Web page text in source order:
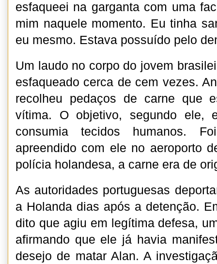
esfaqueei na garganta com uma
mim naquele momento. Eu tinha
eu mesmo. Estava possuído pelo
Um laudo no corpo do jovem
esfaqueado cerca de cem vezes.
recolheu pedaços de carne que
vítima. O objetivo, segundo ele,
consumia tecidos humanos.
apreendido com ele no aeroporto
polícia holandesa, a carne era de
As autoridades portuguesas
a Holanda dias após a detenção.
dito que agiu em legítima defesa,
afirmando que ele já havia
desejo de matar Alan. A